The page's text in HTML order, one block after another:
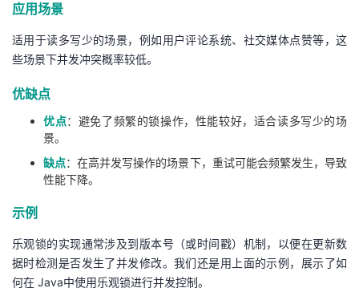
应用场景
适用于读多写少的场景，例如用户评论系统、社交媒体点赞等，这
些场景下并发冲突概率较低。
优缺点
优点：避免了频繁的锁操作，性能较好，适合读多写少的场
景。
缺点：在高并发写操作的场景下，重试可能会频繁发生，导致
性能下降。
示例
乐观锁的实现通常涉及到版本号（或时间戳）机制，以便在更新数
据时检测是否发生了并发修改。我们还是用上面的示例，展示了如
何在 Java中使用乐观锁进行并发控制。